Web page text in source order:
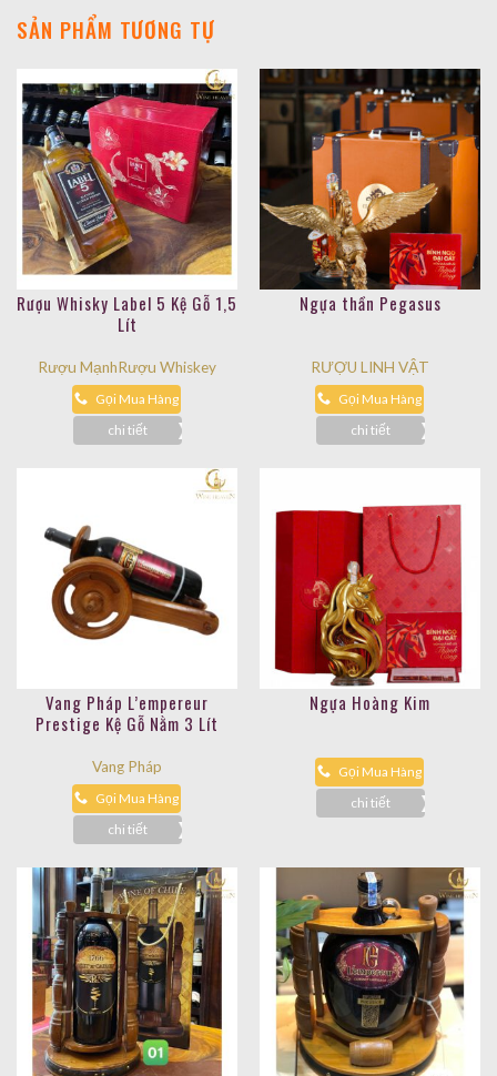
SẢN PHẨM TƯƠNG TỰ
Rượu Whisky Label 5 Kệ Gỗ 1,5
Lít
Rượu MạnhRượu Whiskey
Gọi Mua Hàng
chi tiết
Ngựa thần Pegasus
RƯỢU LINH VẬT
Gọi Mua Hàng
chi tiết
Vang Pháp L’empereur
Prestige Kệ Gỗ Nằm 3 Lít
Vang Pháp
Gọi Mua Hàng
chi tiết
Ngựa Hoàng Kim
Gọi Mua Hàng
chi tiết